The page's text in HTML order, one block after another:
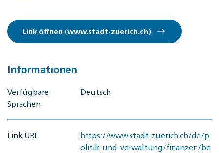
Link öffnen (www.stadt-zuerich.ch)
Informationen
Verfügbare
Sprachen
Deutsch
Link URL
https://www.stadt-zuerich.ch/de/p
olitik-und-verwaltung/finanzen/be